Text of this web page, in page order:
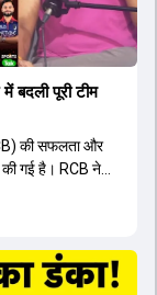
बदली पूरी टीम
की सफलता और
की गई है। RCB ने
दबाया। टीम
और एनालिस्ट
Rasikh Salam
शानदार प्रदर्शन